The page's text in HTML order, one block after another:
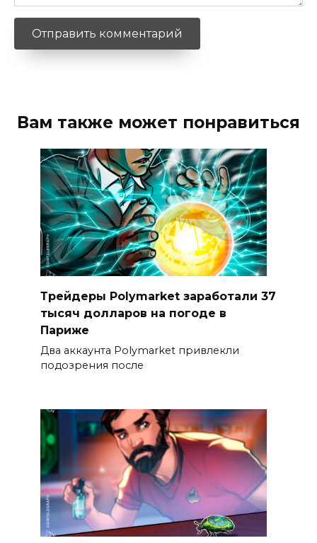
Вам также может понравиться
Трейдеры Polymarket заработали 37
тысяч долларов на погоде в
Париже
Два аккаунта Polymarket привлекли
подозрения после